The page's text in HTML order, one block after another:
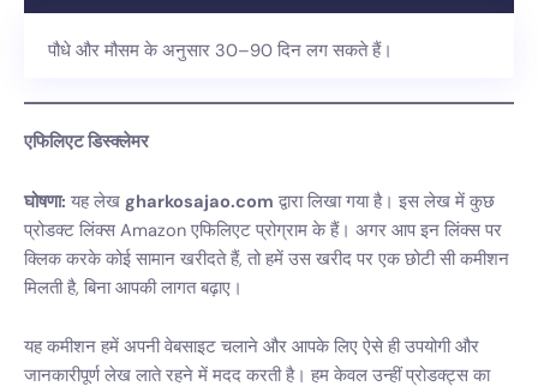
पौधे और मौसम के अनुसार 30–90 दिन लग सकते हैं।
एफिलिएट डिस्क्लेमर
घोषणा: यह लेख gharkosajao.com द्वारा लिखा गया है। इस लेख में कुछ
प्रोडक्ट लिंक्स Amazon एफिलिएट प्रोग्राम के हैं। अगर आप इन लिंक्स पर
क्लिक करके कोई सामान खरीदते हैं, तो हमें उस खरीद पर एक छोटी सी कमीशन
मिलती है, बिना आपकी लागत बढ़ाए।
यह कमीशन हमें अपनी वेबसाइट चलाने और आपके लिए ऐसे ही उपयोगी और
जानकारीपूर्ण लेख लाते रहने में मदद करती है। हम केवल उन्हीं प्रोडक्ट्स का